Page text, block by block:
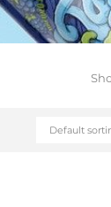
Default